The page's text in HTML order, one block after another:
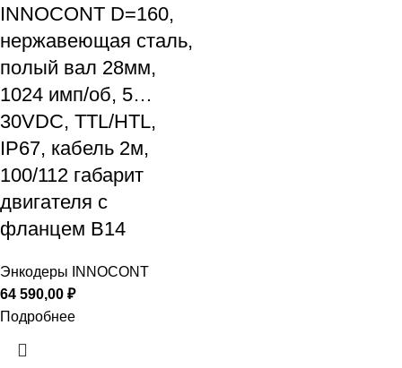
INNOCONT D=160,
нержавеющая сталь,
полый вал 28мм,
1024 имп/об, 5…
30VDC, TTL/HTL,
IP67, кабель 2м,
100/112 габарит
двигателя с
фланцем B14
Энкодеры INNOCONT
64 590,00 ₽
Подробнее